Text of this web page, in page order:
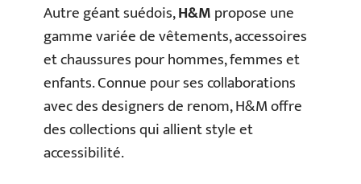
Autre géant suédois,H&Mpropose une
gamme variée de vêtements, accessoires
et chaussures pour hommes, femmes et
enfants. Connue pour ses collaborations
avec des designers de renom, H&M offre
des collections qui allient style et
accessibilité.